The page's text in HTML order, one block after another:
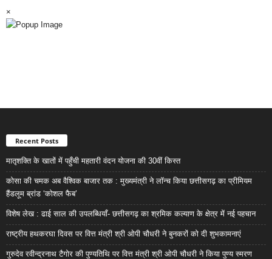
×
Recent Posts
मातृशक्ति के खातों में पहुँची महतारी वंदन योजना की 30वीं किस्त
कोसा की चमक अब वैश्विक बाजार तक : मुख्यमंत्री ने लॉन्च किया छत्तीसगढ़ का प्रीमियम
हैंडलूम ब्रांड ‘कोशल फैब’
विशेष लेख : ढाई साल की उपलब्धियाँ- छत्तीसगढ़ का श्रमिक कल्याण के क्षेत्र में नई पहचान
राष्ट्रीय हथकरघा दिवस पर वित्त मंत्री श्री ओपी चौधरी ने बुनकरों को दी शुभकामनाएं
गुरुदेव रवीन्द्रनाथ टैगोर की पुण्यतिथि पर वित्त मंत्री श्री ओपी चौधरी ने किया पुण्य स्मरण